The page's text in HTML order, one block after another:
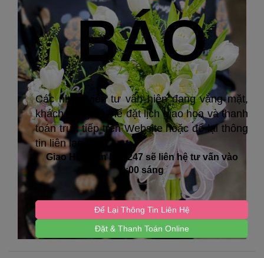
BÁO
Các nhân viên tư vấn hiện đang vắng mặt,
khách hàng có thể đặt lịch giao hoa và thanh
toán trực tiếp trên Website hoặc để lại thông
tin liên lạc
Giao Hoa Tận Nơi 247 sẽ liên hệ tư vấn vào
8:00 sáng
Để Lại Thông Tin Liên Hệ
Đặt & Thanh Toán Online